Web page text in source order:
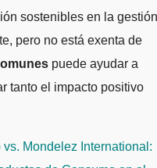
sostenibles en la gestión
pero no está exenta de
puede ayudar a
tanto el impacto positivo
vs. Mondelez International: